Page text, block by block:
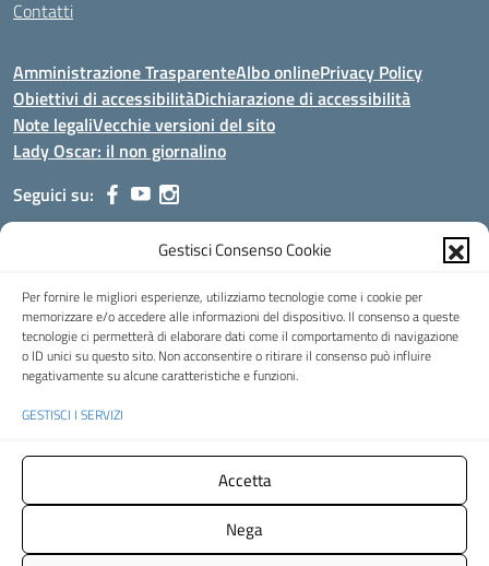
Gestisci Consenso Cookie
Per fornire le migliori esperienze, utilizziamo tecnologie come i cookie per
memorizzare e/o accedere alle informazioni del dispositivo. Il consenso a queste
tecnologie ci permetterà di elaborare dati come il comportamento di navigazione
o ID unici su questo sito. Non acconsentire o ritirare il consenso può influire
negativamente su alcune caratteristiche e funzioni.
GESTISCI I SERVIZI
Accetta
Nega
Contatti
Amministrazione TrasparenteAlbo onlinePrivacy Policy
Obiettivi di accessibilitàDichiarazione di accessibilità
Note legaliVecchie versioni del sito
Lady Oscar: il non giornalino
Seguici su:
Viale Aldo Moro, 51 - 24021 Albino (Bg)
Posta elettronica certificata (PEC):bgis00900b@pec.istruzione.it
Codice fiscale: 95002390169
Codice meccanografico:BGIS00900B
Codice unico di fatturazione (CUF): UFMHLX
Spazio web concesso in uso gratuito daWeb3king, via Pertini 8 ALBINO
Concept & Design by Designers Italia
- Versione del tema: